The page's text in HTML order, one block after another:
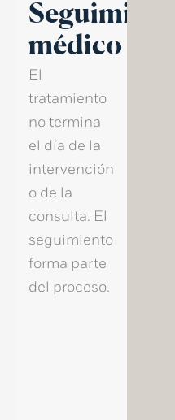
Seguimiento
médico
El
tratamiento
no termina
el día de la
intervención
o de la
consulta. El
seguimiento
forma parte
del proceso.